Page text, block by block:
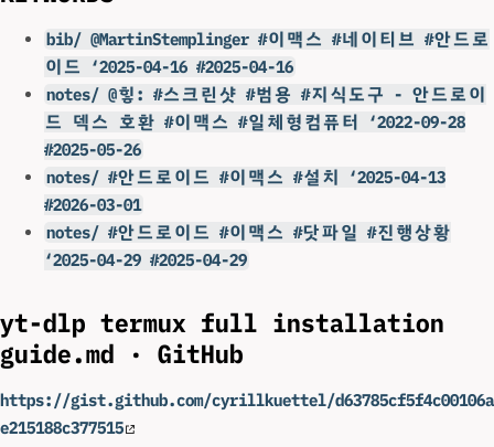
bib/ @MartinStemplinger #이맥스 #네이티브 #안드로
이드 ‘2025-04-16 #2025-04-16
notes/ @힣: #스크린샷 #범용 #지식도구 - 안드로이
드 덱스 호환 #이맥스 #일체형컴퓨터 ‘2022-09-28
#2025-05-26
notes/ #안드로이드 #이맥스 #설치 ‘2025-04-13
#2026-03-01
notes/ #안드로이드 #이맥스 #닷파일 #진행상황
‘2025-04-29 #2025-04-29
yt-dlp termux full installation
guide.md · GitHub
https://gist.github.com/cyrillkuettel/d63785cf5f4c00106a
e215188c377515